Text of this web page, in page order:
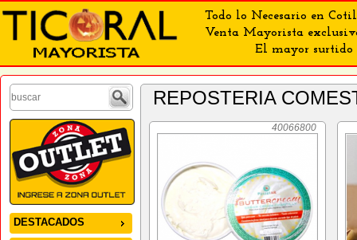
Todo lo Necesario en
Venta Mayorista
El mayor surtido
DESTACADOS
REPOSTERIA
40066800